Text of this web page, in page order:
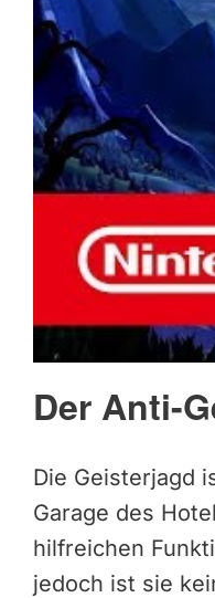
Der Anti-
Die Geisterjagd
Garage des
hilfreichen
jedoch ist sie